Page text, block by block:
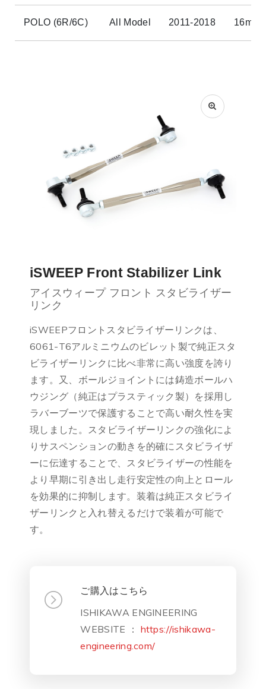
POLO (6R/6C) All Model 2011-2018 16mm
iSWEEP Front Stabilizer Link
アイスウィープ フロント スタビライザー
リンク
iSWEEPフロントスタビライザーリンクは、
6061-T6アルミニウムのビレット製で純正スタ
ビライザーリンクに比べ非常に高い強度を誇り
ます。又、ボールジョイントには鋳造ボールハ
ウジング（純正はプラスティック製）を採用し
ラバーブーツで保護することで高い耐久性を実
現しました。スタビライザーリンクの強化によ
りサスペンションの動きを的確にスタビライザ
ーに伝達することで、スタビライザーの性能を
より早期に引き出し走行安定性の向上とロール
を効果的に抑制します。装着は純正スタビライ
ザーリンクと入れ替えるだけで装着が可能で
す。
ご購入はこちら
ISHIKAWA ENGINEERING
WEBSITE ： https://ishikawa-
engineering.com/